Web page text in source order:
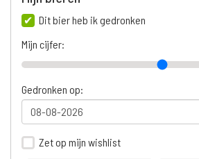
Dit bier heb ik gedronken
Mijn cijfer:
Gedronken op:
Zet op mijn wishlist